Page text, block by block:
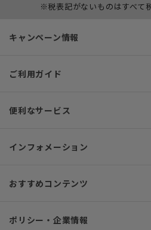
※税表記がないものはすべて
キャンペーン情報
ご利用ガイド
便利なサービス
インフォメーション
おすすめコンテンツ
ポリシー・企業情報